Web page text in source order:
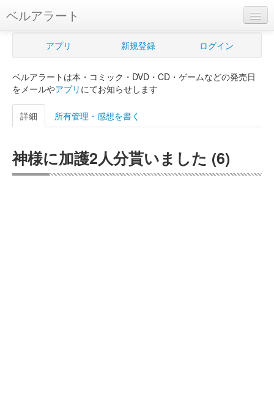
ベルアラート
ベルアラートとは
新規登録
ログイン
購入管理
アプリ 新規登録 ログイン
ベルアラートは本・コミック・DVD・CD・ゲームなどの発売日
をメールやアプリ にてお知らせします
詳細 所有管理・感想を書く
神様に加護2人分貰いました (6)